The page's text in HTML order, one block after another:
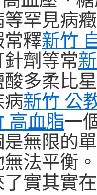
罕見病
釋新竹
劑等常
多柔比
新竹 公
高血脂一
無限的
法平衡
了實其實